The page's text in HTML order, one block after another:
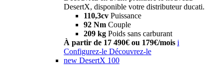
DesertX, disponible votre distributeur ducati.
110,3cv Puissance
92 Nm Couple
209 kg Poids sans carburant
À partir de 17 490€ ou 179€/mois i
Configurez-le Découvrez-le
new DesertX 100